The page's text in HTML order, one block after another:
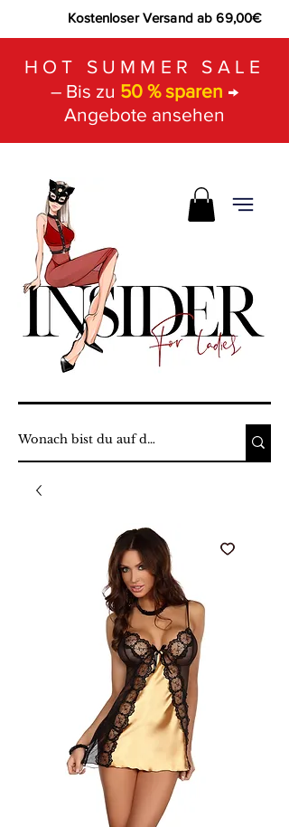
Kostenloser Versand ab 69,00€
HOT SUMMER SALE
– Bis zu 50 % sparen →
Angebote ansehen